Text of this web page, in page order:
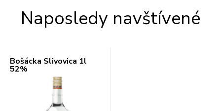
Naposledy navštívené
Bošácka Slivovica 1l
52%